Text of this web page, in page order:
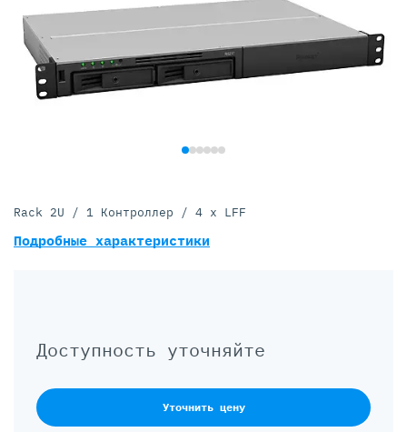
Доступность уточняйте
Уточнить цену
Rack 2U / 1 Контроллер / 4 x LFF
Подробные характеристики